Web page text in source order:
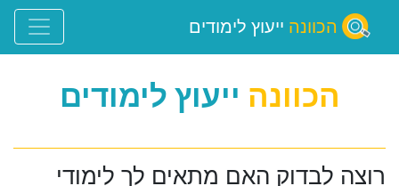
הכוונה ייעוץ לימודים
הכוונה ייעוץ לימודים
רוצה לבדוק האם מתאים לך לימודי